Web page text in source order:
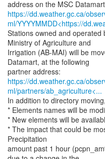
https://dd.weather.gc.ca/
ml/YYYYMMDD<https://
Stations owned and operated
Ministry of Agriculture and
Irrigation (AB-MAI) will be
Datamart, at the following
https://dd.weather.gc.ca/
ml/partners/ab_agriculture<...
In addition to directory
* Elements names will be
* New elements will be
* The impact that could be
Precipitation
amount past 1 hour